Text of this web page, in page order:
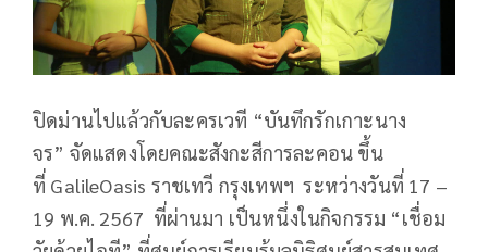
ปิดม่านไปแล้วกับละครเวที “บันทึกรักเกาะนาง
จร” จัดแสดงโดยคณะสังกะสีการละคอน ขึ้น
ที่ GalileOasis ราชเทวี กรุงเทพฯ ระหว่างวันที่ 17 –
19 พ.ค. 2567 ที่ผ่านมา เป็นหนึ่งในกิจกรรม “เชื่อม